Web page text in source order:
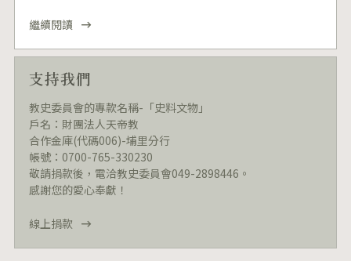
繼續閱讀
支持我們
教史委員會的專款名稱-「史料文物」
戶名：財團法人天帝教
合作金庫(代碼006)-埔里分行
帳號：0700-765-330230
敬請捐款後，電洽教史委員會049-2898446。
感謝您的愛心奉獻！
線上捐款